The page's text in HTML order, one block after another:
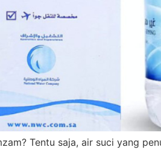
Tentu saja, air suci yang